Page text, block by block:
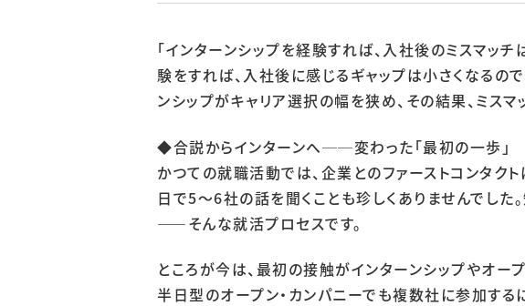
「インターンシップを経験すれば、入社後のミスマッ
験をすれば、入社後に感じるギャップは小さくなるの
ンシップがキャリア選択の幅を狭め、その結果、ミス
◆合説からインターンへ──変わった「最初の一歩」
かつての就職活動では、企業とのファーストコンタ
日で5～6社の話を聞くことも珍しくありませんでし
――そんな就活プロセスです。
ところが今は、最初の接触がインターンシップやオー
半日型のオープン・カンパニーでも複数社に参加する